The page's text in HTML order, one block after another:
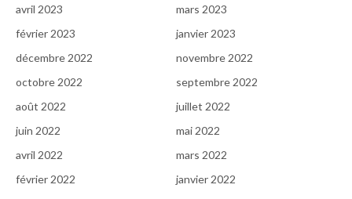
avril 2023
mars 2023
février 2023
janvier 2023
décembre 2022
novembre 2022
octobre 2022
septembre 2022
août 2022
juillet 2022
juin 2022
mai 2022
avril 2022
mars 2022
février 2022
janvier 2022